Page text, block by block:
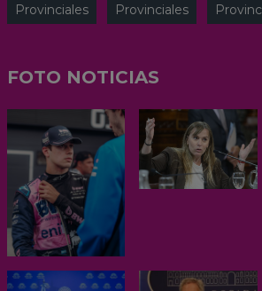
Provinciales Provinciales
FOTO NOTICIAS